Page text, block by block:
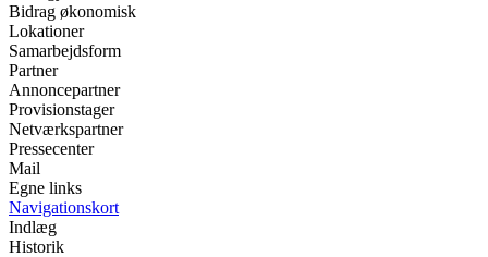
Bidrag økonomisk
Lokationer
Samarbejdsform
Partner
Annoncepartner
Provisionstager
Netværkspartner
Pressecenter
Mail
Egne links
Navigationskort
Indlæg
Historik